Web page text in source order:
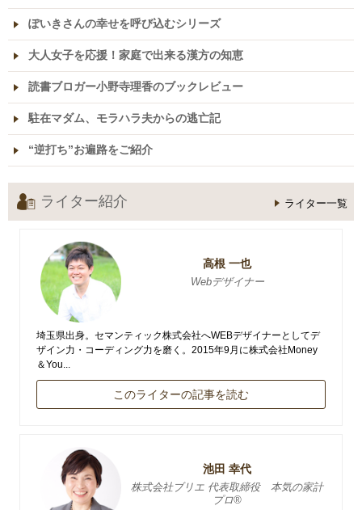
ぽいきさんの幸せを呼び込むシリーズ
大人女子を応援！家庭で出来る漢方の知恵
読書ブロガー小野寺理香のブックレビュー
駐在マダム、モラハラ夫からの逃亡記
“逆打ち”お遍路をご紹介
ライター紹介 ライター一覧
高根 一也
Webデザイナー
埼玉県出身。セマンティック株式会社へWEBデザイナーとしてデ
ザイン力・コーディング力を磨く。2015年9月に株式会社Money
＆You...
このライターの記事を読む
池田 幸代
株式会社ブリエ 代表取締役 本気の家計
プロ®